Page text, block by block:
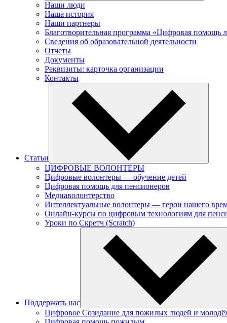
Наши люди
Наша история
Наши партнеры
Благотворительная программа «Цифровая помощь
Сведения об образовательной деятельности
Отчеты
Документы
Реквизиты: карточка организации
Контакты
Статьи
ЦИФРОВЫЕ ВОЛОНТЕРЫ
Цифровые волонтеры — обучение детей
Цифровая помощь для пенсионеров
Медиаволонтерство
Интеллектуальные волонтеры — герои нашего
Онлайн-курсы по цифровым технологиям для
Уроки по Скретч (Scratch)
Поддержать нас
Цифровое Созидание для пожилых людей и